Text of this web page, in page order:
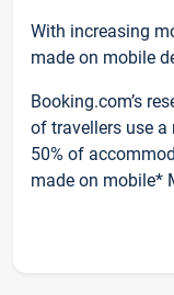
With increasing
made on mobile
Booking.com’s
of travellers use
50% of
made on mobile*